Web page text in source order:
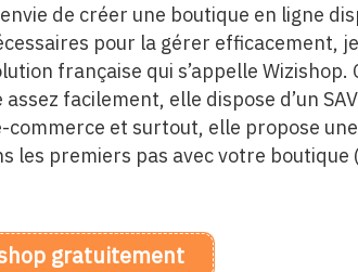
de créer une boutique en ligne
pour la gérer efficacement,
française qui s’appelle Wizishop.
facilement, elle dispose d’un
commerce et surtout, elle propose
les premiers pas avec votre boutique
gratuitement